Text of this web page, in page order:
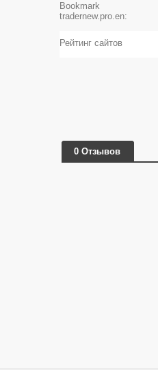
Bookmark
tradernew.pro.en:
Рейтинг сайтов
0 Отзывов